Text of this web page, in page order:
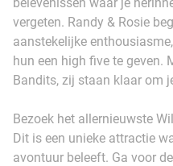
vergeten. Randy & Rosie
aanstekelijke
hun een high five te geven.
Bandits, zij staan klaar om
Bezoek het allernieuwste
Dit is een unieke attractie
avontuur beleeft. Ga voor